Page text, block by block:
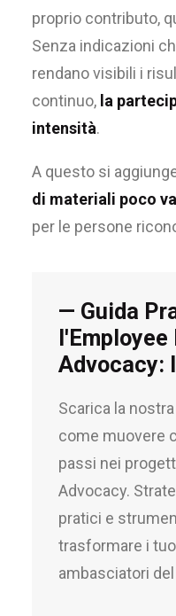
proprio contributo,
Senza indicazioni
rendano visibili i
continuo, la
intensità.
A questo si
di materiali poco
per le persone
— Guida
l'Employee
Advocacy:
Scarica la
come muovere
passi nei
Advocacy.
pratici e
trasformare i
ambasciatori